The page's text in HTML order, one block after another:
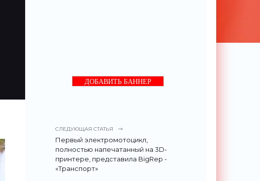
ДОБАВИТЬ БАННЕР
СЛЕДУЮЩАЯ СТАТЬЯ
Первый электромотоцикл,
полностью напечатанный на 3D-
принтере, представила BigRep -
«Транспорт»